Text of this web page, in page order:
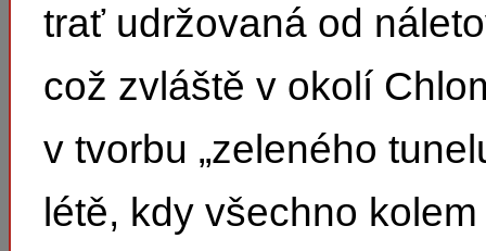
trať udržovaná od
což zvláště v okolí
v tvorbu „zeleného
létě, kdy všechno